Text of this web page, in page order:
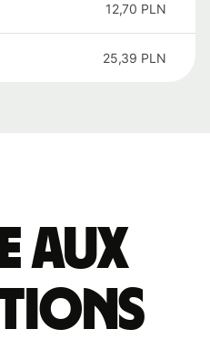
12,70 PLN
25,39 PLN
aux